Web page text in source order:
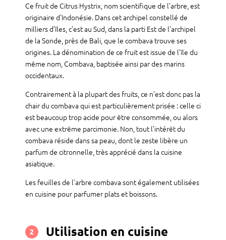
Ce fruit de Citrus Hystrix, nom scientifique de l’arbre, est
originaire d’Indonésie. Dans cet archipel constellé de
milliers d’îles, c’est au Sud, dans la parti Est de l’archipel
de la Sonde, près de Bali, que le combava trouve ses
origines. La dénomination de ce fruit est issue de l’île du
même nom, Combava, baptisée ainsi par des marins
occidentaux.
Contrairement à la plupart des fruits, ce n’est donc pas la
chair du combava qui est particulièrement prisée : celle ci
est beaucoup trop acide pour être consommée, ou alors
avec une extrême parcimonie. Non, tout l’intérêt du
combava réside dans sa peau, dont le zeste libère un
parfum de citronnelle, très apprécié dans la cuisine
asiatique.
Les feuilles de l’arbre combava sont également utilisées
en cuisine pour parfumer plats et boissons.
2 Utilisation en cuisine